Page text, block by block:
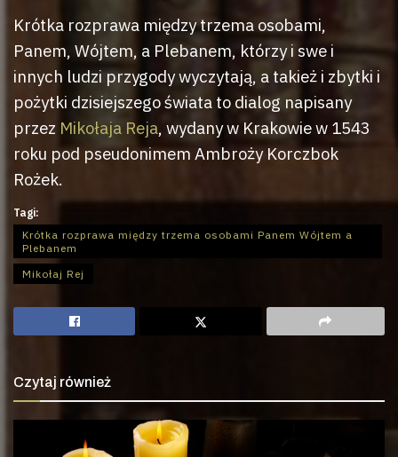
Krótka rozprawa między trzema osobami,
Panem, Wójtem, a Plebanem, którzy i swe i
innych ludzi przygody wyczytają, a takież i zbytki i
pożytki dzisiejszego świata to dialog napisany
przez Mikołaja Reja, wydany w Krakowie w 1543
roku pod pseudonimem Ambroży Korczbok
Rożek.
Tagi:
Krótka rozprawa między trzema osobami Panem Wójtem a
Plebanem
Mikołaj Rej
Czytaj również